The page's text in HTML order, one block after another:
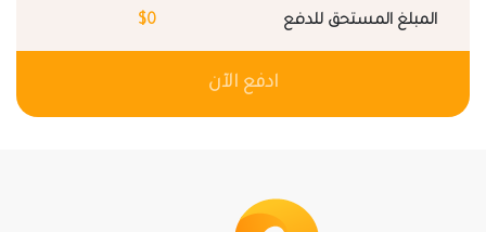
المبلغ المستحق للدفع $0
ادفع الآن